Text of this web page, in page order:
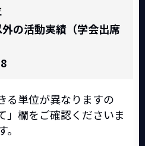
の活動実績（学会出席
る単位が異なりますの
」欄をご確認くださいま